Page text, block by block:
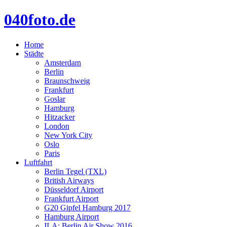
040foto.de
Home
Städte
Amsterdam
Berlin
Braunschweig
Frankfurt
Goslar
Hamburg
Hitzacker
London
New York City
Oslo
Paris
Luftfahrt
Berlin Tegel (TXL)
British Airways
Düsseldorf Airport
Frankfurt Airport
G20 Gipfel Hamburg 2017
Hamburg Airport